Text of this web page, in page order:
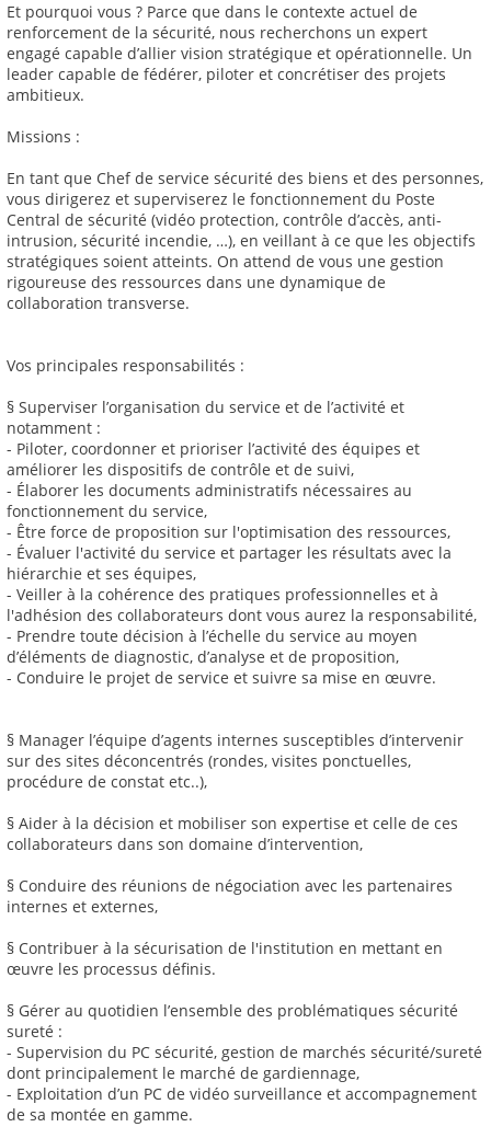
Et pourquoi vous ? Parce que dans le contexte actuel de
renforcement de la sécurité, nous recherchons un expert
engagé capable d’allier vision stratégique et opérationnelle. Un
leader capable de fédérer, piloter et concrétiser des projets
ambitieux.
Missions :
En tant que Chef de service sécurité des biens et des personnes,
vous dirigerez et superviserez le fonctionnement du Poste
Central de sécurité (vidéo protection, contrôle d’accès, anti-
intrusion, sécurité incendie, …), en veillant à ce que les objectifs
stratégiques soient atteints. On attend de vous une gestion
rigoureuse des ressources dans une dynamique de
collaboration transverse.
Vos principales responsabilités :
§ Superviser l’organisation du service et de l’activité et
notamment :
- Piloter, coordonner et prioriser l’activité des équipes et
améliorer les dispositifs de contrôle et de suivi,
- Élaborer les documents administratifs nécessaires au
fonctionnement du service,
- Être force de proposition sur l'optimisation des ressources,
- Évaluer l'activité du service et partager les résultats avec la
hiérarchie et ses équipes,
- Veiller à la cohérence des pratiques professionnelles et à
l'adhésion des collaborateurs dont vous aurez la responsabilité,
- Prendre toute décision à l’échelle du service au moyen
d’éléments de diagnostic, d’analyse et de proposition,
- Conduire le projet de service et suivre sa mise en œuvre.
§ Manager l’équipe d’agents internes susceptibles d’intervenir
sur des sites déconcentrés (rondes, visites ponctuelles,
procédure de constat etc..),
§ Aider à la décision et mobiliser son expertise et celle de ces
collaborateurs dans son domaine d’intervention,
§ Conduire des réunions de négociation avec les partenaires
internes et externes,
§ Contribuer à la sécurisation de l'institution en mettant en
œuvre les processus définis.
§ Gérer au quotidien l’ensemble des problématiques sécurité
sureté :
- Supervision du PC sécurité, gestion de marchés sécurité/sureté
dont principalement le marché de gardiennage,
- Exploitation d’un PC de vidéo surveillance et accompagnement
de sa montée en gamme.